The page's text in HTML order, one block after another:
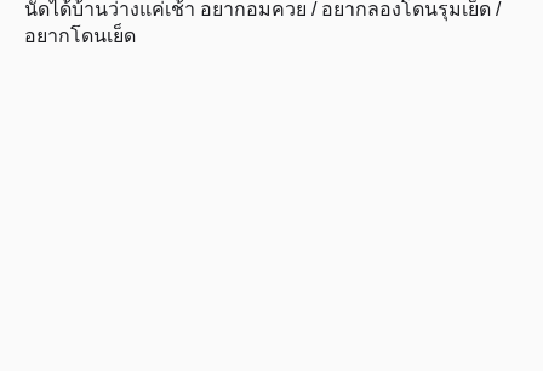
นัดได้บ้านว่างแค่เช้า อยากอมควย / อยากลองโดนรุมเย็ด /
อยากโดนเย็ด